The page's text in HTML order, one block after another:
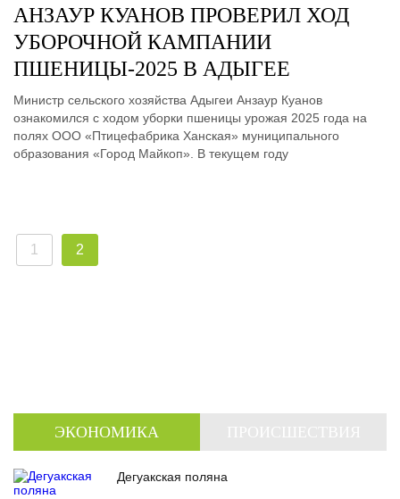
АНЗАУР КУАНОВ ПРОВЕРИЛ ХОД
УБОРОЧНОЙ КАМПАНИИ
ПШЕНИЦЫ-2025 В АДЫГЕЕ
Министр сельского хозяйства Адыгеи Анзаур Куанов
ознакомился с ходом уборки пшеницы урожая 2025 года на
полях ООО «Птицефабрика Ханская» муниципального
образования «Город Майкоп». В текущем году
1 2
ЭКОНОМИКА
Дегуакская поляна